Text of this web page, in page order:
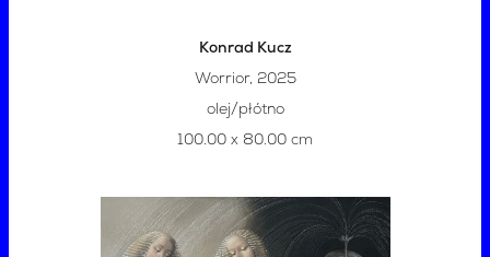
Konrad Kucz
Worrior, 2025
olej/płótno
100.00 x 80.00 cm